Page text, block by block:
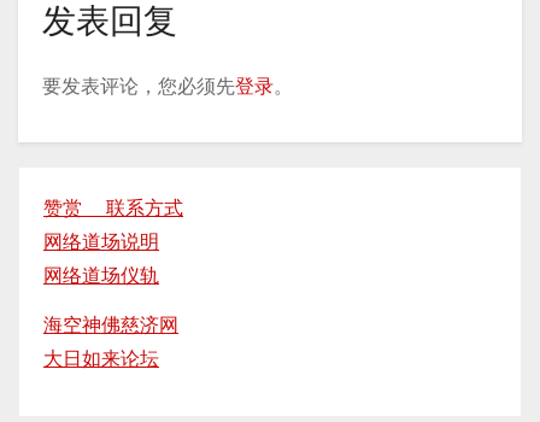
发表回复
要发表评论，您必须先登录。
赞赏 联系方式
网络道场说明
网络道场仪轨
海空神佛慈济网
大日如来论坛